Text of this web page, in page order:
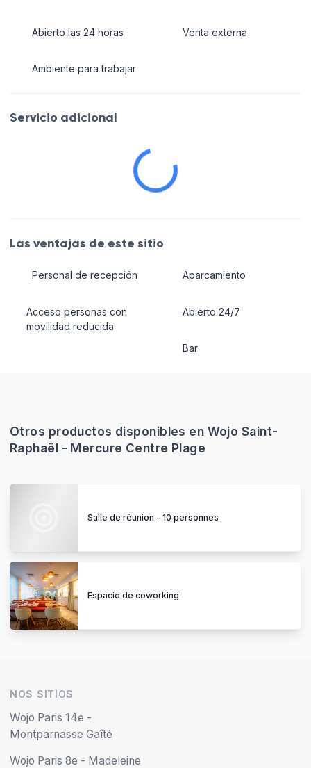
Abierto las 24 horas
Ambiente para trabajar
Venta externa
Servicio adicional
Las ventajas de este sitio
Personal de recepción
Acceso personas con
movilidad reducida
Aparcamiento
Abierto 24/7
Bar
Otros productos disponibles en Wojo Saint-
Raphaël - Mercure Centre Plage
Salle de réunion - 10 personnes
Espacio de coworking
NOS SITIOS
Wojo Paris 14e -
Montparnasse Gaîté
Wojo Paris 8e - Madeleine